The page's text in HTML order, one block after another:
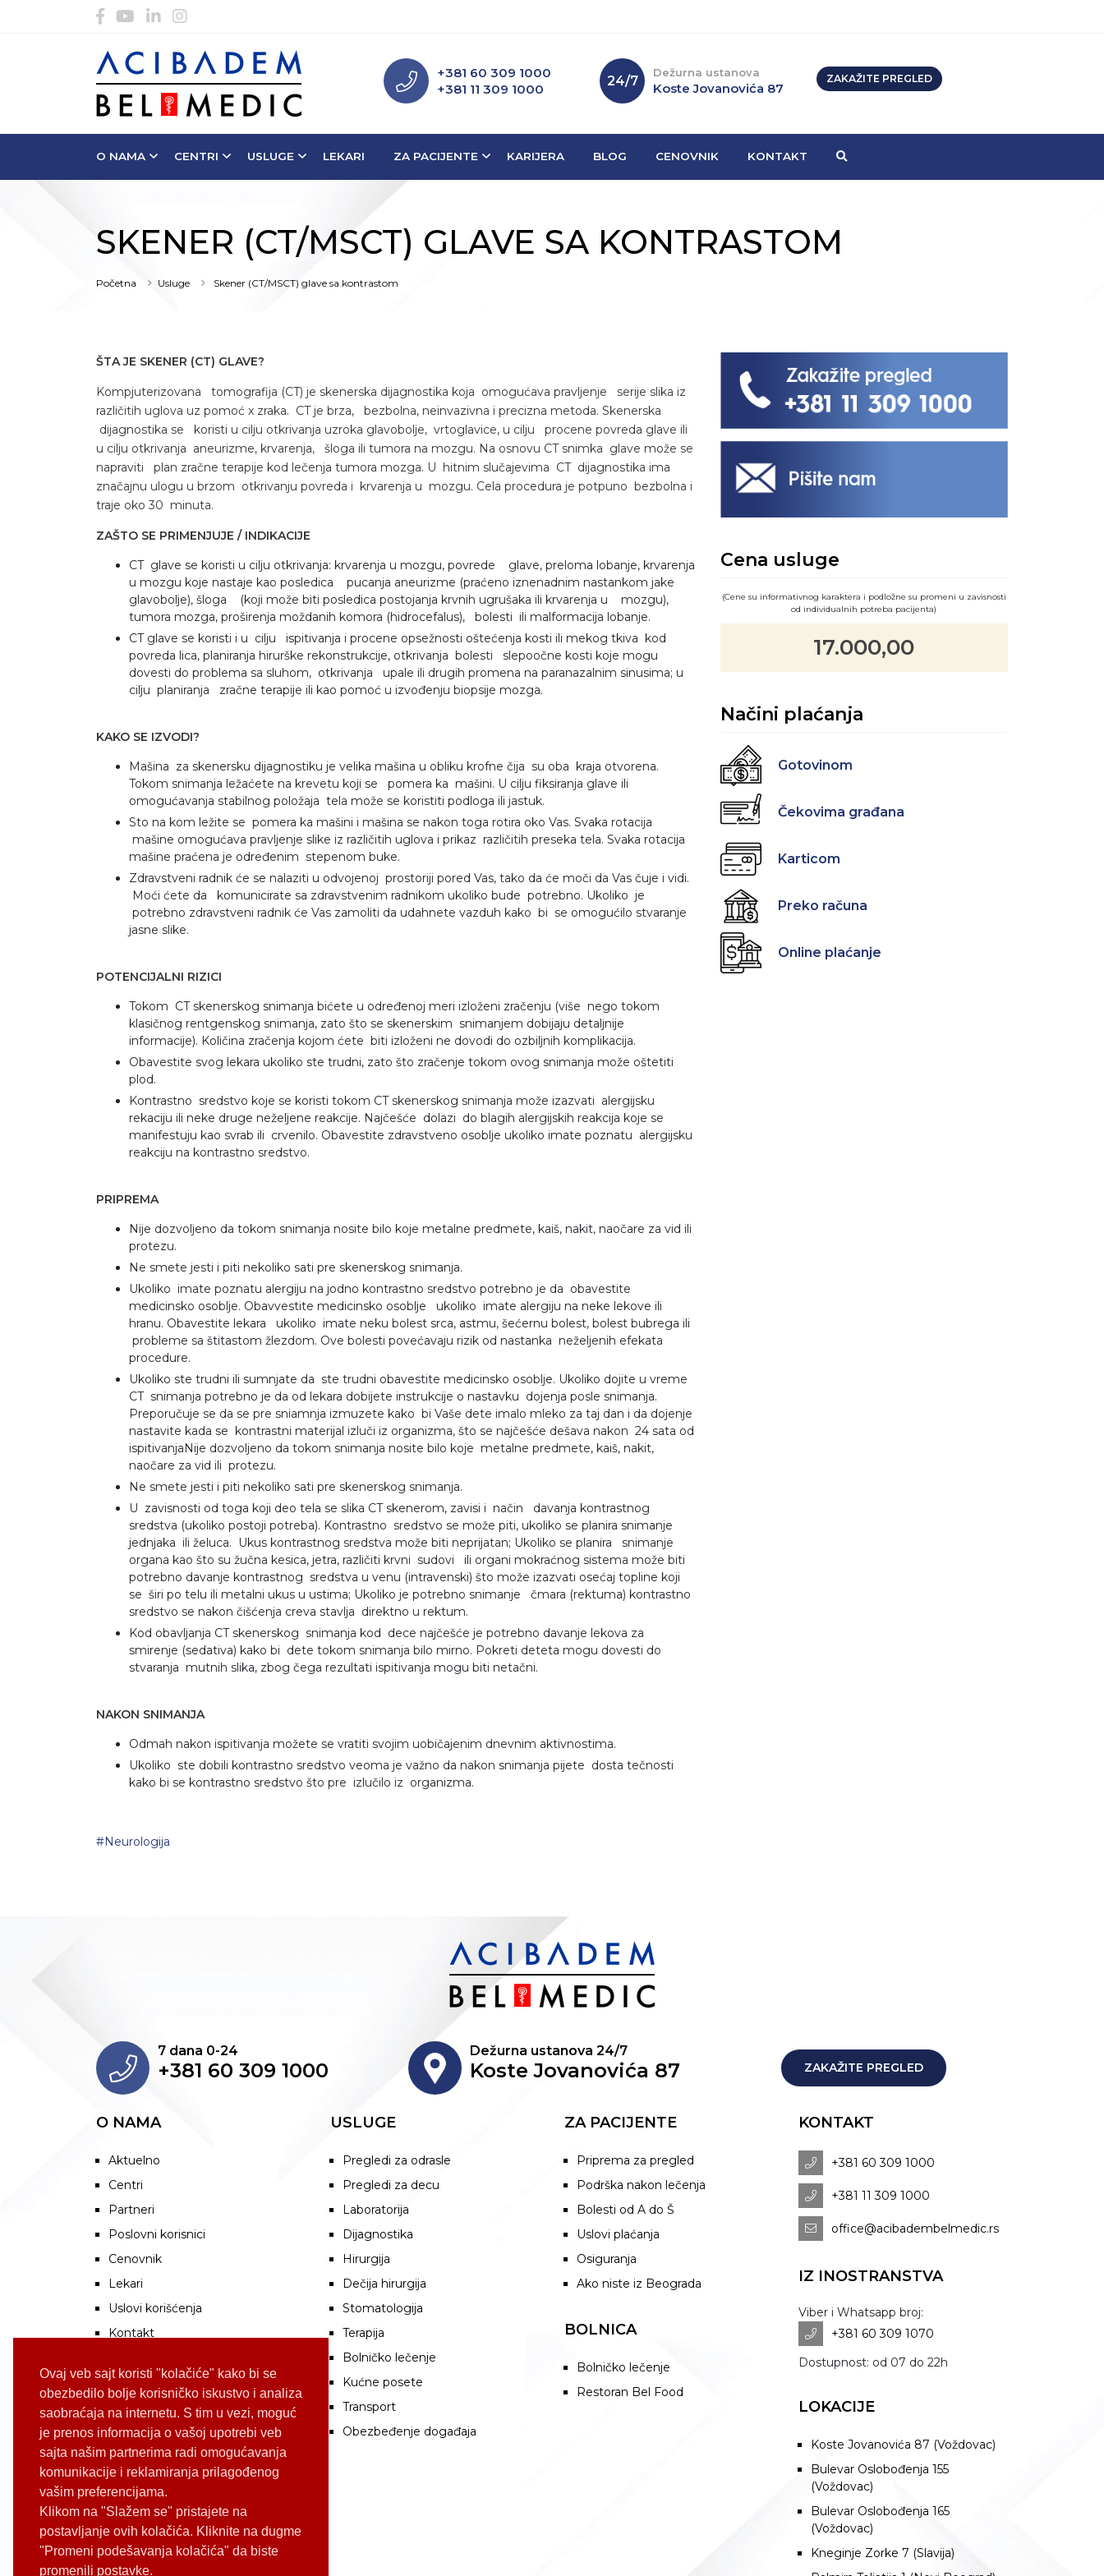
Ovaj veb sajt koristi "kolačiće" kako bi se
obezbedilo bolje korisničko iskustvo i analiza
saobraćaja na internetu. S tim u vezi, moguć
je prenos informacija o vašoj upotrebi veb
sajta našim partnerima radi omogućavanja
komunikacije i reklamiranja prilagođenog
vašim preferencijama.
Klikom na "Slažem se" pristajete na
postavljanje ovih kolačića. Kliknite na dugme
"Promeni podešavanja kolačića" da biste
promenili postavke.
+381 60 309 1000
+381 11 309 1000
24/7
Dežurna ustanova
Koste Jovanovića 87
ZAKAŽITE PREGLED
O NAMA CENTRI USLUGE LEKARI ZA PACIJENTE KARIJERA BLOG CENOVNIK KONTAKT
SKENER (CT/MSCT) GLAVE SA KONTRASTOM
Početna Usluge Skener (CT/MSCT) glave sa kontrastom
ŠTA JE SKENER (CT) GLAVE?
Kompjuterizovana tomografija (CT) je skenerska dijagnostika koja omogućava pravljenje serije slika iz
različitih uglova uz pomoć x zraka. CT je brza, bezbolna, neinvazivna i precizna metoda. Skenerska
dijagnostika se koristi u cilju otkrivanja uzroka glavobolje, vrtoglavice, u cilju procene povreda glave ili
u cilju otkrivanja aneurizme, krvarenja, šloga ili tumora na mozgu. Na osnovu CT snimka glave može se
napraviti plan zračne terapije kod lečenja tumora mozga. U hitnim slučajevima CT dijagnostika ima
značajnu ulogu u brzom otkrivanju povreda i krvarenja u mozgu. Cela procedura je potpuno bezbolna i
traje oko 30 minuta.
ZAŠTO SE PRIMENJUJE / INDIKACIJE
CT glave se koristi u cilju otkrivanja: krvarenja u mozgu, povrede glave, preloma lobanje, krvarenja
u mozgu koje nastaje kao posledica pucanja aneurizme (praćeno iznenadnim nastankom jake
glavobolje), šloga (koji može biti posledica postojanja krvnih ugrušaka ili krvarenja u mozgu),
tumora mozga, proširenja moždanih komora (hidrocefalus), bolesti ili malformacija lobanje.
CT glave se koristi i u cilju ispitivanja i procene opsežnosti oštećenja kosti ili mekog tkiva kod
povreda lica, planiranja hirurške rekonstrukcije, otkrivanja bolesti slepoočne kosti koje mogu
dovesti do problema sa sluhom, otkrivanja upale ili drugih promena na paranazalnim sinusima; u
cilju planiranja zračne terapije ili kao pomoć u izvođenju biopsije mozga.
KAKO SE IZVODI?
Mašina za skenersku dijagnostiku je velika mašina u obliku krofne čija su oba kraja otvorena.
Tokom snimanja ležaćete na krevetu koji se pomera ka mašini. U cilju fiksiranja glave ili
omogućavanja stabilnog položaja tela može se koristiti podloga ili jastuk.
Sto na kom ležite se pomera ka mašini i mašina se nakon toga rotira oko Vas. Svaka rotacija
mašine omogućava pravljenje slike iz različitih uglova i prikaz različitih preseka tela. Svaka rotacija
mašine praćena je određenim stepenom buke.
Zdravstveni radnik će se nalaziti u odvojenoj prostoriji pored Vas, tako da će moči da Vas čuje i vidi.
Moći ćete da komunicirate sa zdravstvenim radnikom ukoliko bude potrebno. Ukoliko je
potrebno zdravstveni radnik će Vas zamoliti da udahnete vazduh kako bi se omogućilo stvaranje
jasne slike.
POTENCIJALNI RIZICI
Tokom CT skenerskog snimanja bićete u određenoj meri izloženi zračenju (više nego tokom
klasičnog rentgenskog snimanja, zato što se skenerskim snimanjem dobijaju detaljnije
informacije). Količina zračenja kojom ćete biti izloženi ne dovodi do ozbiljnih komplikacija.
Obavestite svog lekara ukoliko ste trudni, zato što zračenje tokom ovog snimanja može oštetiti
plod.
Kontrastno sredstvo koje se koristi tokom CT skenerskog snimanja može izazvati alergijsku
rekaciju ili neke druge neželjene reakcije. Najčešće dolazi do blagih alergijskih reakcija koje se
manifestuju kao svrab ili crvenilo. Obavestite zdravstveno osoblje ukoliko imate poznatu alergijsku
reakciju na kontrastno sredstvo.
PRIPREMA
Nije dozvoljeno da tokom snimanja nosite bilo koje metalne predmete, kaiš, nakit, naočare za vid ili
protezu.
Ne smete jesti i piti nekoliko sati pre skenerskog snimanja.
Ukoliko imate poznatu alergiju na jodno kontrastno sredstvo potrebno je da obavestite
medicinsko osoblje. Obavvestite medicinsko osoblje ukoliko imate alergiju na neke lekove ili
hranu. Obavestite lekara ukoliko imate neku bolest srca, astmu, šećernu bolest, bolest bubrega ili
probleme sa štitastom žlezdom. Ove bolesti povećavaju rizik od nastanka neželjenih efekata
procedure.
Ukoliko ste trudni ili sumnjate da ste trudni obavestite medicinsko osoblje. Ukoliko dojite u vreme
CT snimanja potrebno je da od lekara dobijete instrukcije o nastavku dojenja posle snimanja.
Preporučuje se da se pre sniamnja izmuzete kako bi Vaše dete imalo mleko za taj dan i da dojenje
nastavite kada se kontrastni materijal izluči iz organizma, što se najčešće dešava nakon 24 sata od
ispitivanjaNije dozvoljeno da tokom snimanja nosite bilo koje metalne predmete, kaiš, nakit,
naočare za vid ili protezu.
Ne smete jesti i piti nekoliko sati pre skenerskog snimanja.
U zavisnosti od toga koji deo tela se slika CT skenerom, zavisi i način davanja kontrastnog
sredstva (ukoliko postoji potreba). Kontrastno sredstvo se može piti, ukoliko se planira snimanje
jednjaka ili želuca. Ukus kontrastnog sredstva može biti neprijatan; Ukoliko se planira snimanje
organa kao što su žučna kesica, jetra, različiti krvni sudovi ili organi mokraćnog sistema može biti
potrebno davanje kontrastnog sredstva u venu (intravenski) što može izazvati osećaj topline koji
se širi po telu ili metalni ukus u ustima; Ukoliko je potrebno snimanje čmara (rektuma) kontrastno
sredstvo se nakon čišćenja creva stavlja direktno u rektum.
Kod obavljanja CT skenerskog snimanja kod dece najčešće je potrebno davanje lekova za
smirenje (sedativa) kako bi dete tokom snimanja bilo mirno. Pokreti deteta mogu dovesti do
stvaranja mutnih slika, zbog čega rezultati ispitivanja mogu biti netačni.
NAKON SNIMANJA
Odmah nakon ispitivanja možete se vratiti svojim uobičajenim dnevnim aktivnostima.
Ukoliko ste dobili kontrastno sredstvo veoma je važno da nakon snimanja pijete dosta tečnosti
kako bi se kontrastno sredstvo što pre izlučilo iz organizma.
#Neurologija
Cena usluge
(Cene su informativnog karaktera i podložne su promeni u zavisnosti
od individualnih potreba pacijenta)
17.000,00
Načini plaćanja
Gotovinom
Čekovima građana
Karticom
Preko računa
Online plaćanje
7 dana 0-24
+381 60 309 1000
Dežurna ustanova 24/7
Koste Jovanovića 87 ZAKAŽITE PREGLED
O NAMA
Aktuelno
Centri
Partneri
Poslovni korisnici
Cenovnik
Lekari
Uslovi korišćenja
Kontakt
USLUGE
Pregledi za odrasle
Pregledi za decu
Laboratorija
Dijagnostika
Hirurgija
Dečija hirurgija
Stomatologija
Terapija
Bolničko lečenje
Kućne posete
Transport
Obezbeđenje događaja
ZA PACIJENTE
Priprema za pregled
Podrška nakon lečenja
Bolesti od A do Š
Uslovi plaćanja
Osiguranja
Ako niste iz Beograda
BOLNICA
Bolničko lečenje
Restoran Bel Food
KONTAKT
+381 60 309 1000
+381 11 309 1000
office@acibadembelmedic.rs
IZ INOSTRANSTVA
Viber i Whatsapp broj:
+381 60 309 1070
Dostupnost: od 07 do 22h
LOKACIJE
Koste Jovanovića 87 (Voždovac)
Bulevar Oslobođenja 155
(Voždovac)
Bulevar Oslobođenja 165
(Voždovac)
Kneginje Zorke 7 (Slavija)